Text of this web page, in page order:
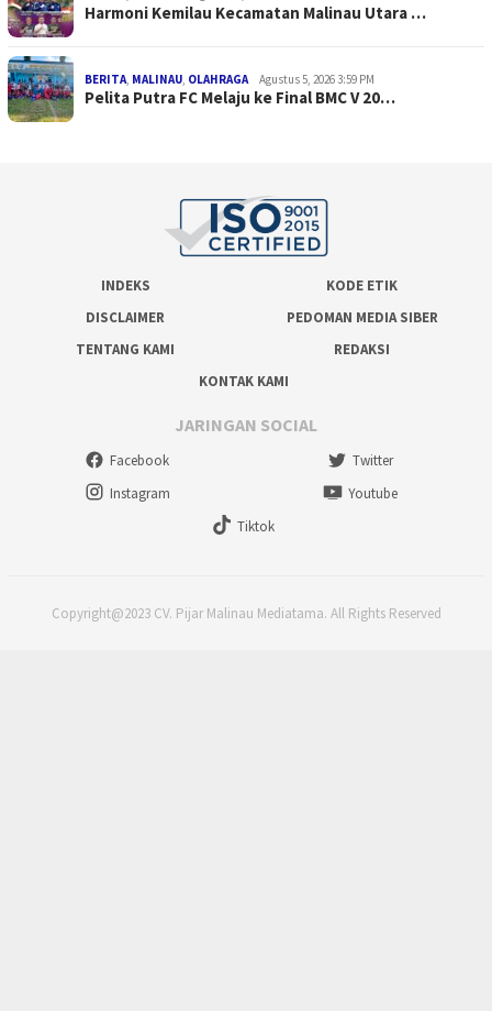
Harmoni Kemilau Kecamatan Malinau Utara …
BERITA, MALINAU, OLAHRAGA Agustus 5, 2026 3:59 PM
Pelita Putra FC Melaju ke Final BMC V 20…
INDEKS
KODE ETIK
DISCLAIMER
PEDOMAN MEDIA SIBER
TENTANG KAMI
REDAKSI
KONTAK KAMI
JARINGAN SOCIAL
Facebook
Twitter
Instagram
Youtube
Tiktok
Copyright@2023 CV. Pijar Malinau Mediatama. All Rights Reserved